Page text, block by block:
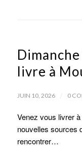
livre à
JUIN 10, 2026 0
Venez vous livrer
nouvelles sources
rencontrer…